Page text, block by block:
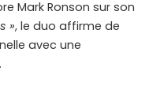
Mark Ronson sur son
», le duo affirme de
avec une